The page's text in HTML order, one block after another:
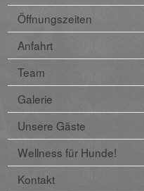
Öffnungszeiten
Anfahrt
Team
Galerie
Unsere Gäste
Wellness für Hunde!
Kontakt